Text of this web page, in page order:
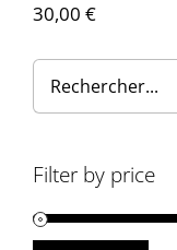
30,00 €
Filter by price